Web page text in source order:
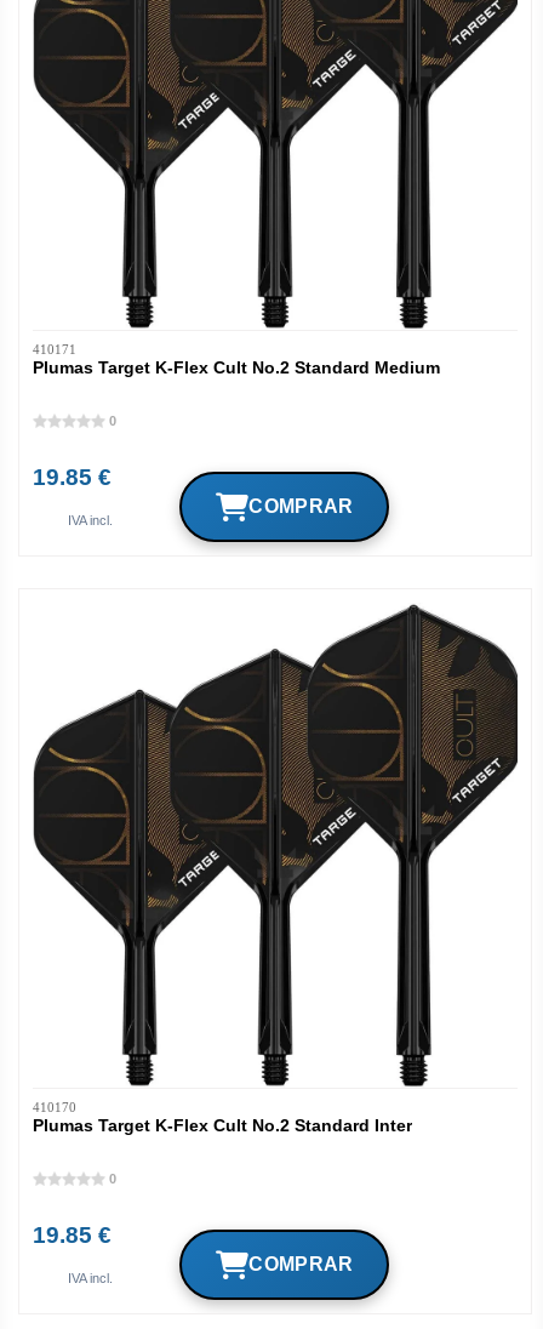
410171
Plumas Target K-Flex Cult No.2 Standard Medium
0
19.85 €
IVA incl.
410170
Plumas Target K-Flex Cult No.2 Standard Inter
0
19.85 €
IVA incl.